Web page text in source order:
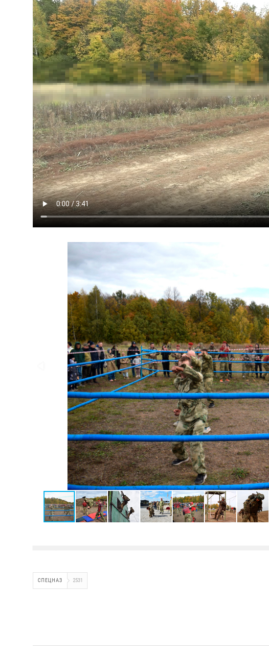
СПЕЦНАЗ 2531